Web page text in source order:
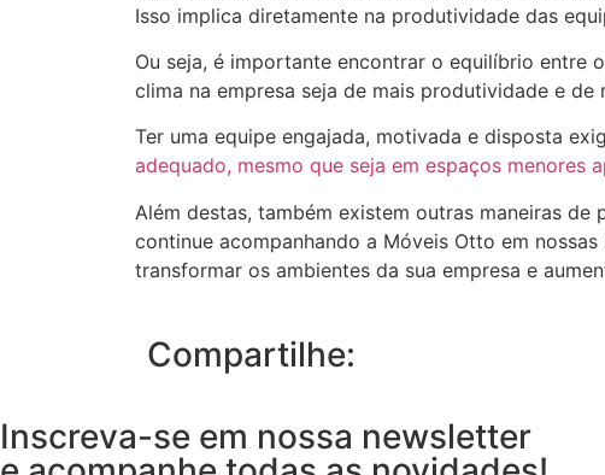
Isso implica diretamente na produtividade das
Ou seja, é importante encontrar o equilíbrio entre
clima na empresa seja de mais produtividade e de
Ter uma equipe engajada, motivada e disposta
adequado, mesmo que seja em espaços menores
Além destas, também existem outras maneiras de
continue acompanhando a Móveis Otto em
transformar os ambientes da sua empresa e
Compartilhe:
Inscreva-se em nossa newsletter